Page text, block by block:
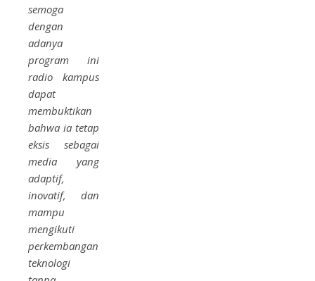
semoga
dengan
adanya
program ini
radio kampus
dapat
membuktikan
bahwa ia tetap
eksis sebagai
media yang
adaptif,
inovatif, dan
mampu
mengikuti
perkembangan
teknologi